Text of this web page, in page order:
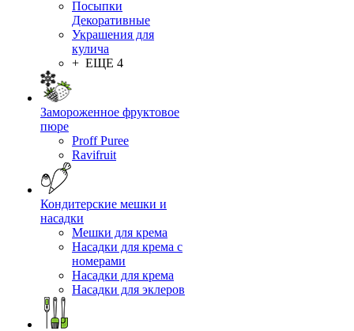
Посыпки
Декоративные
Украшения для
кулича
+ ЕЩЕ 4
Замороженное фруктовое
пюре
Proff Puree
Ravifruit
Кондитерские мешки и
насадки
Мешки для крема
Насадки для крема с
номерами
Насадки для крема
Насадки для эклеров